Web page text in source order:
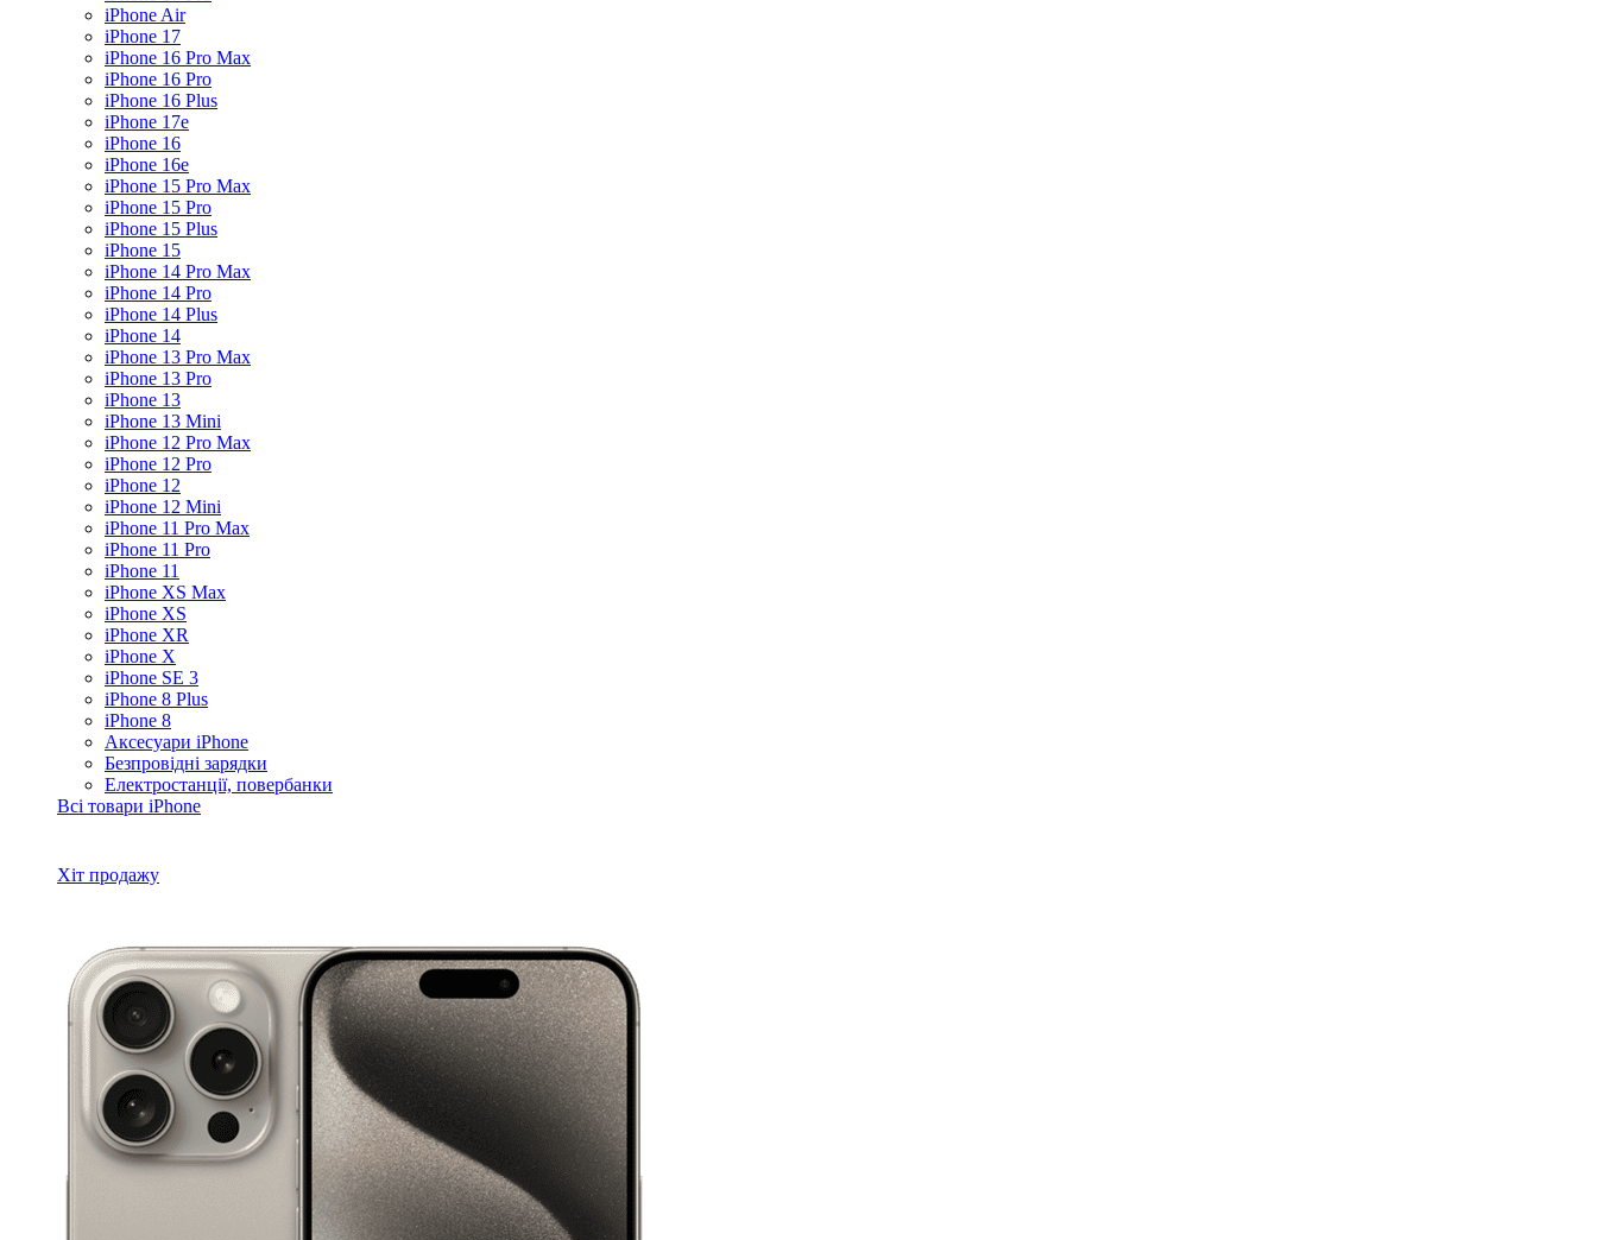
iPhone Air
iPhone 17
iPhone 16 Pro Max
iPhone 16 Pro
iPhone 16 Plus
iPhone 17e
iPhone 16
iPhone 16e
iPhone 15 Pro Max
iPhone 15 Pro
iPhone 15 Plus
iPhone 15
iPhone 14 Pro Max
iPhone 14 Pro
iPhone 14 Plus
iPhone 14
iPhone 13 Pro Max
iPhone 13 Pro
iPhone 13
iPhone 13 Mini
iPhone 12 Pro Max
iPhone 12 Pro
iPhone 12
iPhone 12 Mini
iPhone 11 Pro Max
iPhone 11 Pro
iPhone 11
iPhone XS Max
iPhone XS
iPhone XR
iPhone X
iPhone SE 3
iPhone 8 Plus
iPhone 8
Аксесуари iPhone
Безпровідні зарядки
Електростанції, повербанки
Всі товари iPhone
Хіт продажу